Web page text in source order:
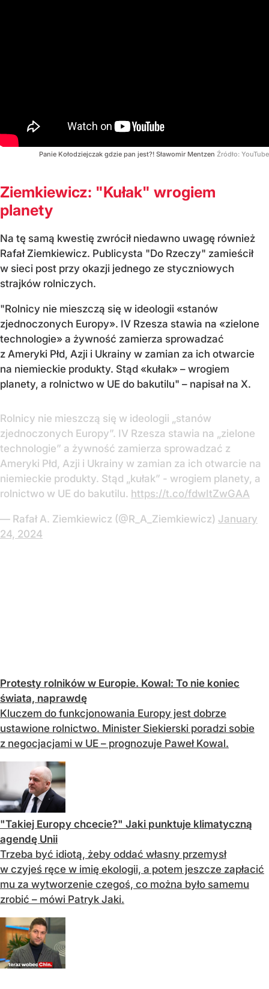
Panie Kołodziejczak gdzie pan jest?! Sławomir Mentzen Źródło: YouTube
Ziemkiewicz: "Kułak" wrogiem
planety
Na tę samą kwestię zwrócił niedawno uwagę również
Rafał Ziemkiewicz. Publicysta "Do Rzeczy" zamieścił
w sieci post przy okazji jednego ze styczniowych
strajków rolniczych.
"Rolnicy nie mieszczą się w ideologii «stanów
zjednoczonych Europy». IV Rzesza stawia na «zielone
technologie» a żywność zamierza sprowadzać
z Ameryki Płd, Azji i Ukrainy w zamian za ich otwarcie
na niemieckie produkty. Stąd «kułak» – wrogiem
planety, a rolnictwo w UE do bakutilu" – napisał na X.
Rolnicy nie mieszczą się w ideologii „stanów
zjednoczonych Europy”. IV Rzesza stawia na „zielone
technologie” a żywność zamierza sprowadzać z
Ameryki Płd, Azji i Ukrainy w zamian za ich otwarcie na
niemieckie produkty. Stąd „kułak” - wrogiem planety, a
rolnictwo w UE do bakutilu. https://t.co/fdwItZwGAA
— Rafał A. Ziemkiewicz (@R_A_Ziemkiewicz) January
24, 2024
Protesty rolników w Europie. Kowal: To nie koniec
świata, naprawdę
Kluczem do funkcjonowania Europy jest dobrze
ustawione rolnictwo. Minister Siekierski poradzi sobie
z negocjacjami w UE – prognozuje Paweł Kowal.
"Takiej Europy chcecie?" Jaki punktuje klimatyczną
agendę Unii
Trzeba być idiotą, żeby oddać własny przemysł
w czyjeś ręce w imię ekologii, a potem jeszcze zapłacić
mu za wytworzenie czegoś, co można było samemu
zrobić – mówi Patryk Jaki.